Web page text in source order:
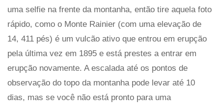
uma selfie na frente da montanha, então tire aquela foto
rápido, como o Monte Rainier (com uma elevação de
14, 411 pés) é um vulcão ativo que entrou em erupção
pela última vez em 1895 e está prestes a entrar em
erupção novamente. A escalada até os pontos de
observação do topo da montanha pode levar até 10
dias, mas se você não está pronto para uma